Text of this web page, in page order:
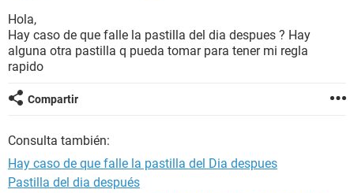
BIENESTAR
SEXUALIDAD
GLOSARIO
Hola,
Hay caso de que falle la pastilla del dia despues ? Hay
alguna otra pastilla q pueda tomar para tener mi regla
rapido
Compartir
Consulta también:
Hay caso de que falle la pastilla del Dia despues
Pastilla del dia después